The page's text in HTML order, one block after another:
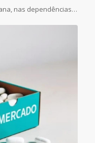
nas dependências…